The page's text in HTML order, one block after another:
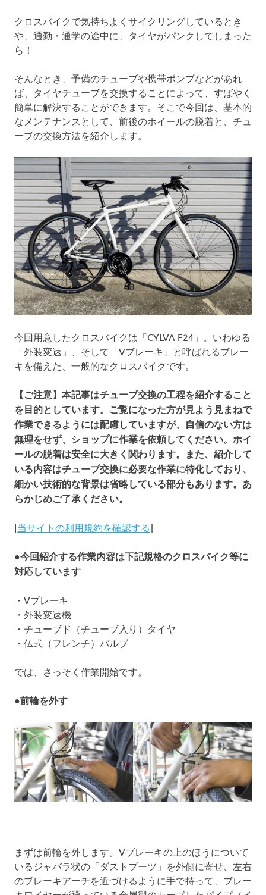
クロスバイクで気持ちよくサイクリングしているとき
や、通勤・通学の途中に、タイヤがパンクしてしまった
ら！
そんなとき、予備のチューブや携帯ポンプなどがあれ
ば、タイヤチューブを交換することによって、すばやく
簡単に解決することができます。そこで今回は、基本的
なメンテナンスとして、前後のホイールの脱着と、チュ
ーブの交換方法を紹介します。
今回用意したクロスバイクは「CYLVA F24」。いわゆる
「外装変速」、そして「Vブレーキ」と呼ばれるブレー
キを備えた、一般的なクロスバイクです。
【ご注意】本記事はチューブ交換の工程を紹介すること
を目的としています。ご覧になった方が見よう見まねで
作業できるようには配慮していますが、自信のない方は
無理をせず、ショップに作業を依頼してください。ホイ
ールの脱着は安全に大きく関わります。また、紹介して
いる内容はチューブ交換に必要な作業に特化しており、
細かい技術的な背景は省略している部分もあります。あ
らかじめご了承ください。
[当サイトの利用規約を確認する]
●今回紹介する作業内容は下記規格のクロスバイク等に
対応しています
・Vブレーキ
・外装変速機
・チューブド（チューブ入り）タイヤ
・仏式（フレンチ）バルブ
では、さっそく作業開始です。
●前輪を外す
まずは前輪を外します。Vブレーキの上のほうについて
いるジャバラ状の「ダストブーツ」を外側に寄せ、左右
のブレーキアーチを近づけるように手で持って、ブレー